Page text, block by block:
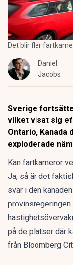
Det blir fler
Daniel
Jacobs
Sverige
vilket visat sig
Ontario, Kanada
exploderade
Kan fartkameror
Ja, så är det
svar i den
på de platser där
från Bloomberg